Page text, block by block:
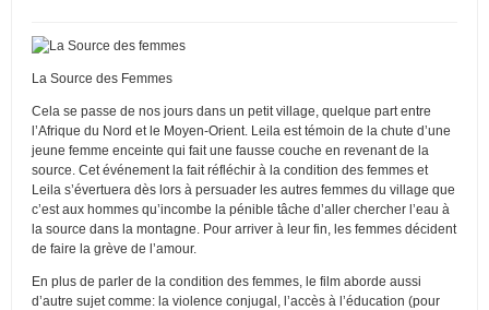
La Source des Femmes
Cela se passe de nos jours dans un petit village, quelque part entre
l’Afrique du Nord et le Moyen-Orient. Leila est témoin de la chute d’une
jeune femme enceinte qui fait une fausse couche en revenant de la
source. Cet événement la fait réfléchir à la condition des femmes et
Leila s’évertuera dès lors à persuader les autres femmes du village que
c’est aux hommes qu’incombe la pénible tâche d’aller chercher l’eau à
la source dans la montagne. Pour arriver à leur fin, les femmes décident
de faire la grève de l’amour.
En plus de parler de la condition des femmes, le film aborde aussi
d’autre sujet comme: la violence conjugal, l’accès à l’éducation (pour